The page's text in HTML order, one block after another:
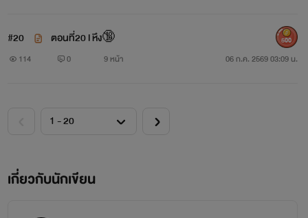
#20 ตอนที่20 l หึง🔞
114 0 9 หน้า 06 ก.ค. 2569 03:09 น.
500
เกี่ยวกับนักเขียน